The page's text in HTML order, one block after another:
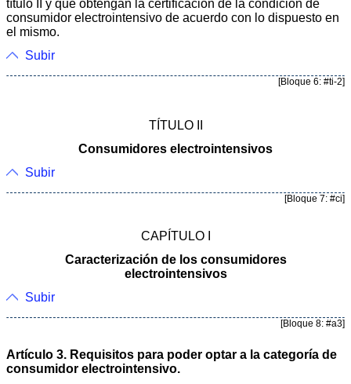
título II y que obtengan la certificación de la condición de
consumidor electrointensivo de acuerdo con lo dispuesto en
el mismo.
Subir
[Bloque 6: #ti-2]
TÍTULO II
Consumidores electrointensivos
Subir
[Bloque 7: #ci]
CAPÍTULO I
Caracterización de los consumidores
electrointensivos
Subir
[Bloque 8: #a3]
Artículo 3. Requisitos para poder optar a la categoría de
consumidor electrointensivo.